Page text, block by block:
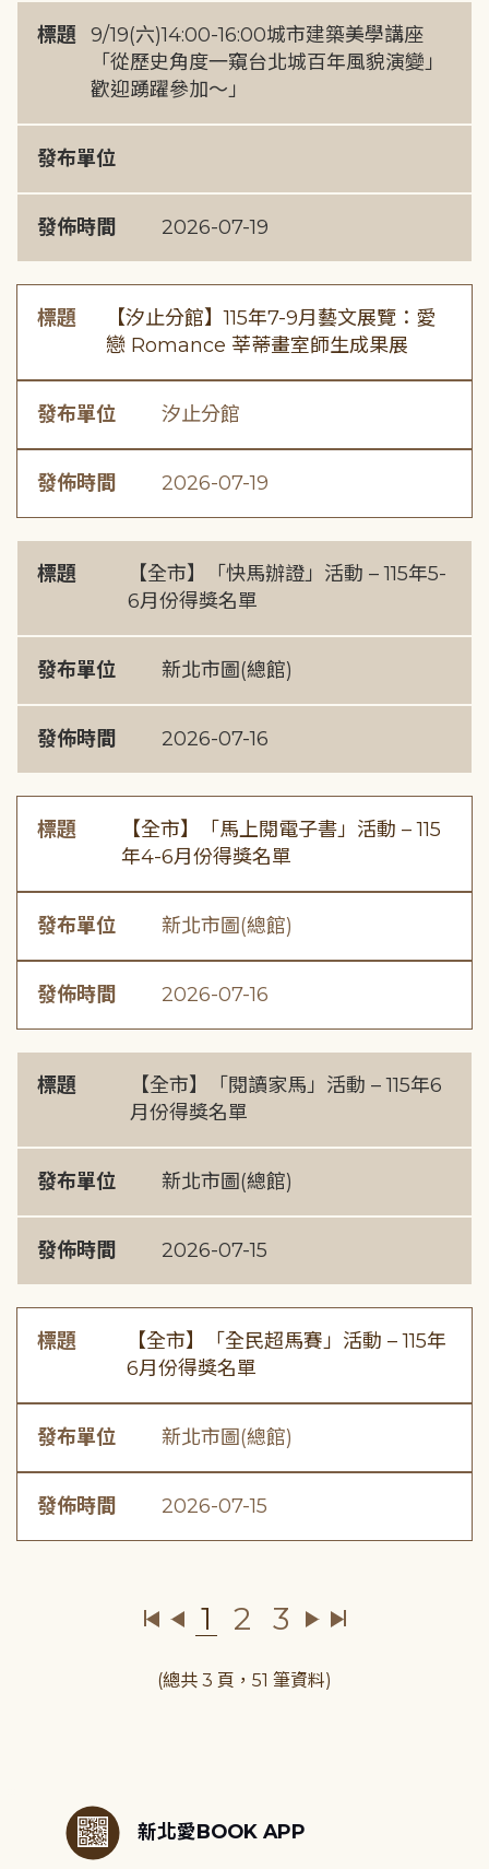
標題 9/19(六)14:00-16:00城市建築美學講座
「從歷史角度一窺台北城百年風貌演變」
歡迎踴躍參加～」
發布單位
發佈時間 2026-07-19
標題
【汐止分館】115年7-9月藝文展覽：愛
戀 Romance 莘蒂畫室師生成果展
發布單位 汐止分館
發佈時間 2026-07-19
標題
【全市】「快馬辦證」活動 – 115年5-
6月份得獎名單
發布單位 新北市圖(總館)
發佈時間 2026-07-16
標題
【全市】「馬上閱電子書」活動 – 115
年4-6月份得獎名單
發布單位 新北市圖(總館)
發佈時間 2026-07-16
標題
【全市】「閱讀家馬」活動 – 115年6
月份得獎名單
發布單位 新北市圖(總館)
發佈時間 2026-07-15
標題
【全市】「全民超馬賽」活動 – 115年
6月份得獎名單
發布單位 新北市圖(總館)
發佈時間 2026-07-15
1 2 3
(總共 3 頁，51 筆資料)
新北愛BOOK APP